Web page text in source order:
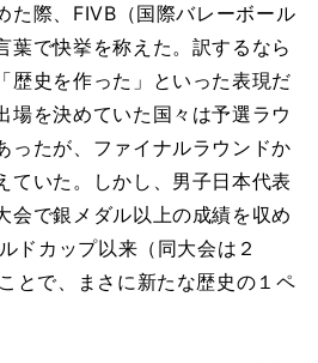
た際、FIVB（国際バレーボール
葉で快挙を称えた。訳するなら
歴史を作った」といった表現だ
場を決めていた国々は予選ラウ
ったが、ファイナルラウンドか
ていた。しかし、男子日本代表
会で銀メダル以上の成績を収め
ドカップ以来（同大会は２
とで、まさに新たな歴史の１ペ